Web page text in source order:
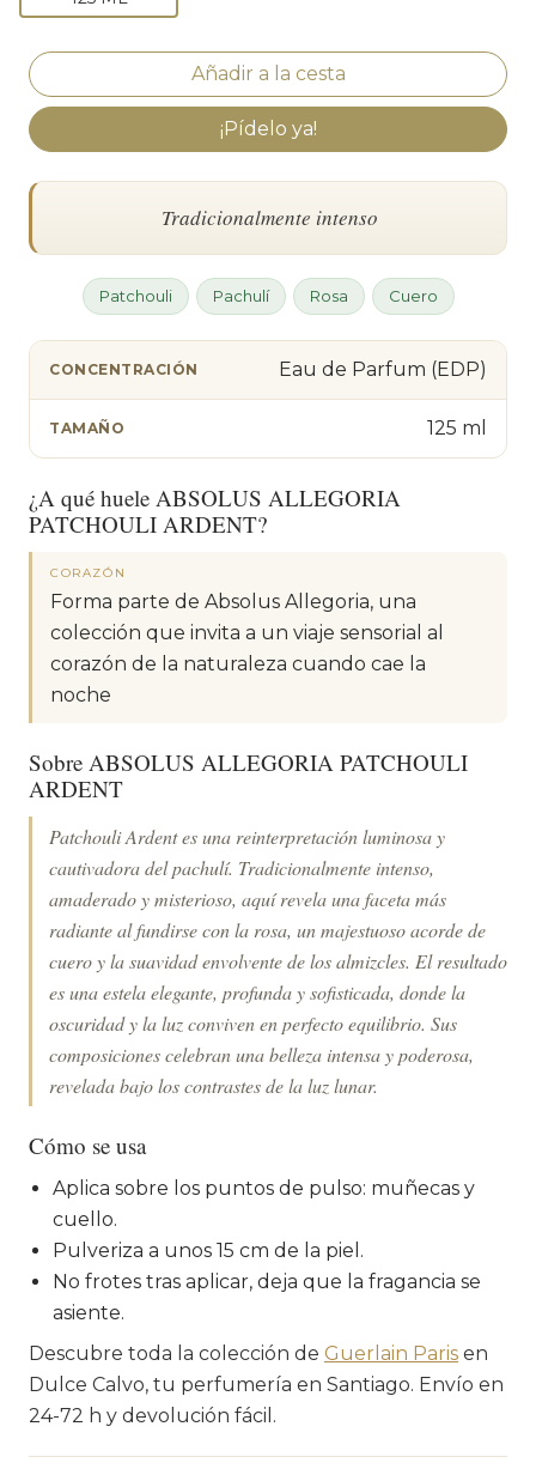
¡Pídelo ya!
Tradicionalmente intenso
Patchouli Pachulí Rosa Cuero
CONCENTRACIÓN Eau de Parfum (EDP)
TAMAÑO 125 ml
¿A qué huele ABSOLUS ALLEGORIA
PATCHOULI ARDENT?
CORAZÓN
Forma parte de Absolus Allegoria, una
colección que invita a un viaje sensorial al
corazón de la naturaleza cuando cae la
noche
Sobre ABSOLUS ALLEGORIA PATCHOULI
ARDENT
Patchouli Ardent es una reinterpretación luminosa y
cautivadora del pachulí. Tradicionalmente intenso,
amaderado y misterioso, aquí revela una faceta más
radiante al fundirse con la rosa, un majestuoso acorde de
cuero y la suavidad envolvente de los almizcles. El resultado
es una estela elegante, profunda y sofisticada, donde la
oscuridad y la luz conviven en perfecto equilibrio. Sus
composiciones celebran una belleza intensa y poderosa,
revelada bajo los contrastes de la luz lunar.
Cómo se usa
Aplica sobre los puntos de pulso: muñecas y
cuello.
Pulveriza a unos 15 cm de la piel.
No frotes tras aplicar, deja que la fragancia se
asiente.
Descubre toda la colección de Guerlain Paris en
Dulce Calvo, tu perfumería en Santiago. Envío en
24-72 h y devolución fácil.